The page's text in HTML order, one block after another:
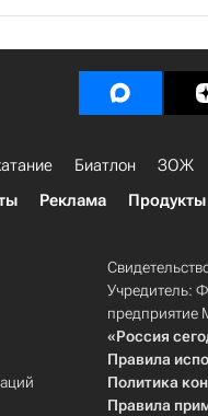
Биатлон ЗОЖ
Реклама
Учредитель:
предприятие
«Россия
Правила
Политика
Правила